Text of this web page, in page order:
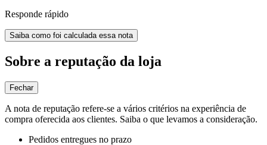
Responde rápido
Saiba como foi calculada essa nota
Sobre a reputação da loja
Fechar
A nota de reputação refere-se a vários critérios na experiência de
compra oferecida aos clientes. Saiba o que levamos a consideração.
Pedidos entregues no prazo